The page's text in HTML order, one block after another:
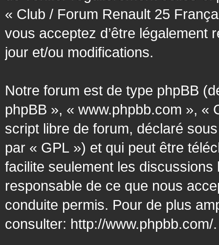
« Club / Forum Renault 25
vous acceptez d’être légalement
jour et/ou modifications.
Notre forum est de type phpBB
phpBB », « www.phpbb.com », «
script libre de forum, déclaré
par « GPL ») et qui peut être
facilite seulement les
responsable de ce que nous
conduite permis. Pour de plus
consulter: http://www.phpbb.com/.